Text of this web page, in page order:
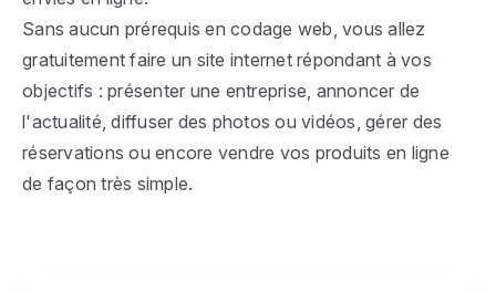
Sans aucun prérequis en codage web, vous allez
gratuitement faire un site internet répondant à vos
objectifs : présenter une entreprise, annoncer de
l'actualité, diffuser des photos ou vidéos, gérer des
réservations ou encore vendre vos produits en ligne
de façon très simple.